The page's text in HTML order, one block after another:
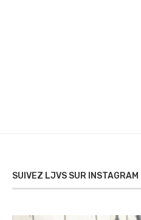
SUIVEZ LJVS SUR INSTAGRAM